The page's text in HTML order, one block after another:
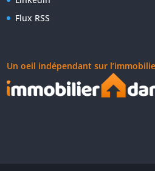
Flux RSS
Un oeil indépendant sur